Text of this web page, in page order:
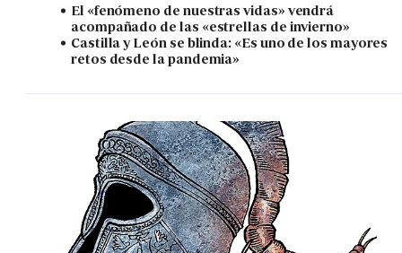
El «fenómeno de nuestras vidas» vendrá
acompañado de las «estrellas de invierno»
Castilla y León se blinda: «Es uno de los mayores
retos desde la pandemia»